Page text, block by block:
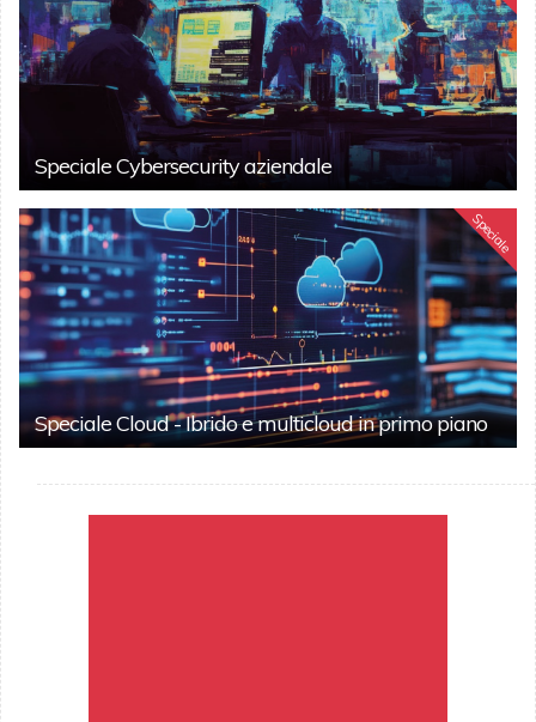
Speciale Cybersecurity aziendale
Speciale
Speciale Cloud - Ibrido e multicloud in primo piano